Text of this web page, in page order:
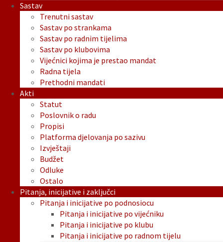
Sastav
Trenutni sastav
Sastav po strankama
Sastav po radnim tijelima
Sastav po klubovima
Vijećnici kojima je prestao mandat
Radna tijela
Prethodni mandati
Akti
Statut
Poslovnik o radu
Propisi
Platforma djelovanja po sazivu
Izvještaji
Budžet
Odluke
Ostalo
Pitanja, inicijative i zaključci
Pitanja i inicijative po podnosiocu
Pitanja i inicijative po vijećniku
Pitanja i inicijative po klubu
Pitanja i inicijative po radnom tijelu